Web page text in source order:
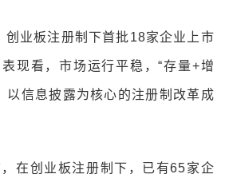
创业板注册制下首批18家企业上市
现看，市场运行平稳，“存量+增
以信息披露为核心的注册制改革成
在创业板注册制下，已有65家企